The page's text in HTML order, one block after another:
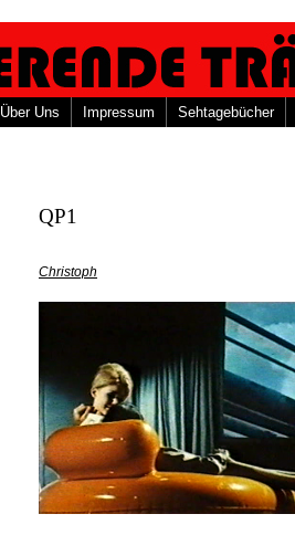
Über Uns Impressum Sehtagebücher
QP1
Christoph